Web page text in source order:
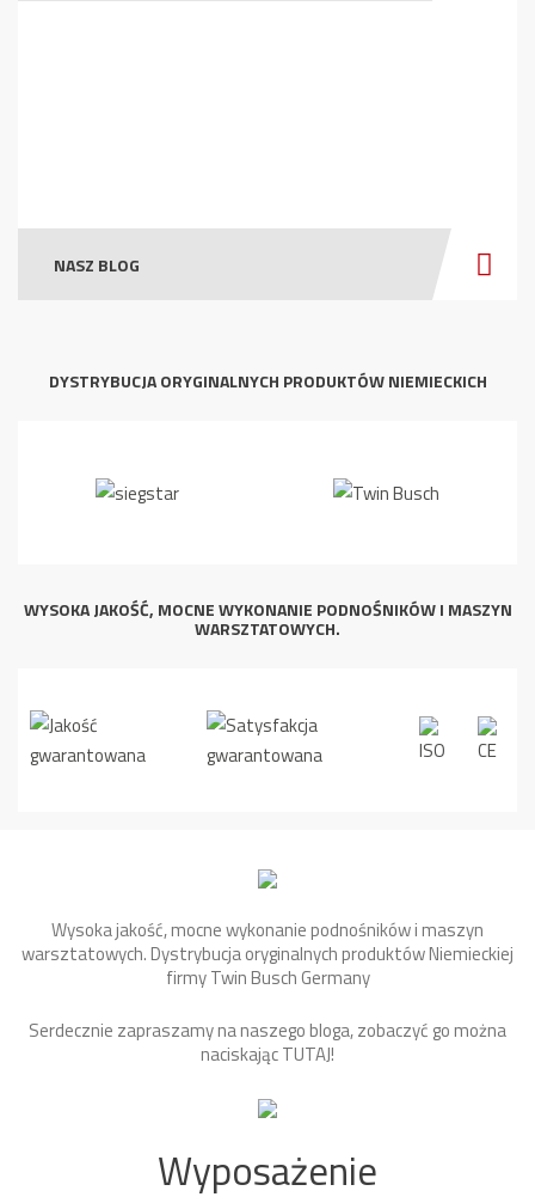
NASZ BLOG
DYSTRYBUCJA ORYGINALNYCH PRODUKTÓW NIEMIECKICH
WYSOKA JAKOŚĆ, MOCNE WYKONANIE PODNOŚNIKÓW I MASZYN
WARSZTATOWYCH.
Wysoka jakość, mocne wykonanie podnośników i maszyn
warsztatowych. Dystrybucja oryginalnych produktów Niemieckiej
firmy Twin Busch Germany
Serdecznie zapraszamy na naszego bloga, zobaczyć go można
naciskającTUTAJ!
Wyposażenie